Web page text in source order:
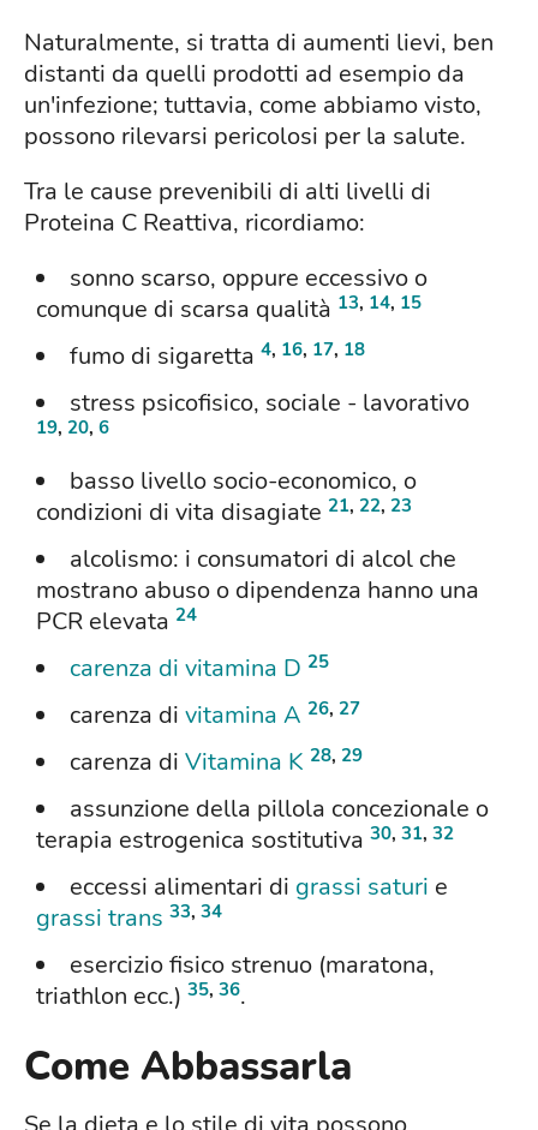
Naturalmente, si tratta di aumenti lievi, ben
distanti da quelli prodotti ad esempio da
un'infezione; tuttavia, come abbiamo visto,
possono rilevarsi pericolosi per la salute.
Tra le cause prevenibili di alti livelli di
Proteina C Reattiva, ricordiamo:
sonno scarso, oppure eccessivo o
comunque di scarsa qualità 13, 14, 15
fumo di sigaretta 4, 16, 17, 18
stress psicofisico, sociale - lavorativo
19, 20, 6
basso livello socio-economico, o
condizioni di vita disagiate 21, 22, 23
alcolismo: i consumatori di alcol che
mostrano abuso o dipendenza hanno una
PCR elevata 24
carenza di vitamina D 25
carenza di vitamina A 26, 27
carenza di Vitamina K 28, 29
assunzione della pillola concezionale o
terapia estrogenica sostitutiva 30, 31, 32
eccessi alimentari di grassi saturi e
grassi trans 33, 34
esercizio fisico strenuo (maratona,
triathlon ecc.) 35, 36.
Come Abbassarla